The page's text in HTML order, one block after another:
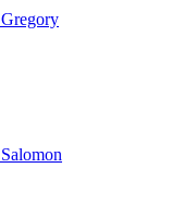
Gregory
Salomon